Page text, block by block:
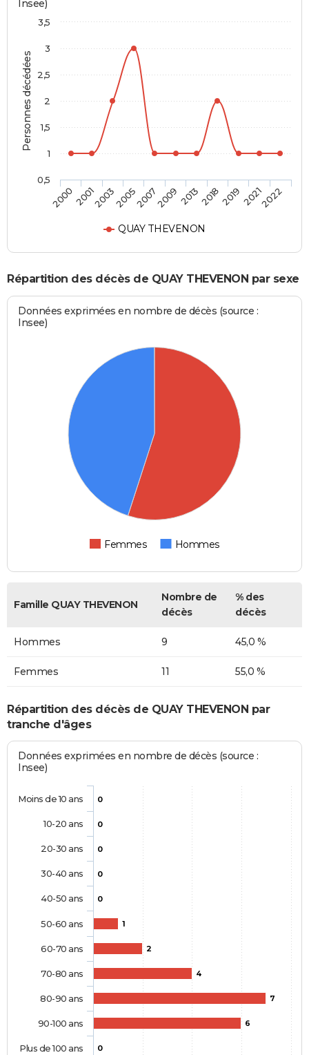
Personnes décédées
Insee)
QUAY THEVENON
20002001200320052007200920132018201920212022
0,5
1
1,5
2
2,5
3
3,5
Répartition des décès de QUAY THEVENON par sexe
Données exprimées en nombre de décès (source :
Insee)
Femmes Hommes
Famille QUAY THEVENON
Nombre de
décès
% des
décès
Hommes 9 45,0 %
Femmes 11 55,0 %
Répartition des décès de QUAY THEVENON par
tranche d'âges
Données exprimées en nombre de décès (source :
Insee)
0
0
0
0
0
1
2
4
7
6
0
Moins de 10 ans
10-20 ans
20-30 ans
30-40 ans
40-50 ans
50-60 ans
60-70 ans
70-80 ans
80-90 ans
90-100 ans
Plus de 100 ans